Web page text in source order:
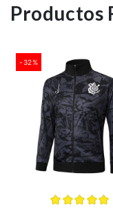
Productos
-32%